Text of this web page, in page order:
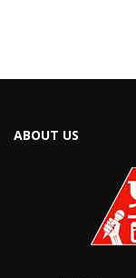
ABOUT US